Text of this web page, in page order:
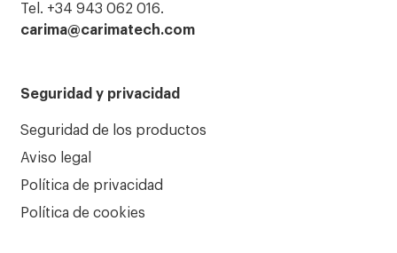
Tel. +34 943 062 016.
carima@carimatech.com
Seguridad y privacidad
Seguridad de los productos
Aviso legal
Política de privacidad
Política de cookies